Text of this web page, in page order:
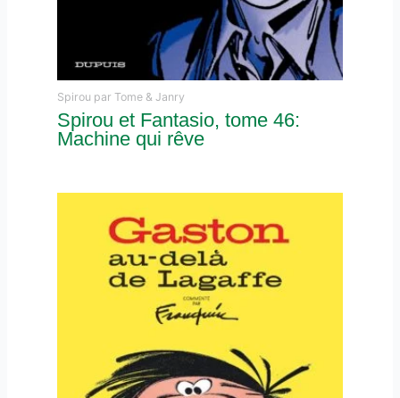
Spirou par Tome & Janry
Spirou et Fantasio, tome 46:
Machine qui rêve